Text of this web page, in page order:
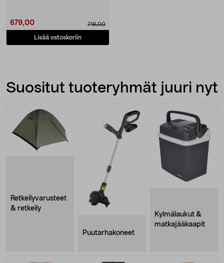
679,00 719,00
Lisää ostoskoriin
Suositut tuoteryhmät juuri nyt
Retkeilyvarusteet
& retkeily
Puutarhakoneet
Kylmälaukut &
matkajääkaapit